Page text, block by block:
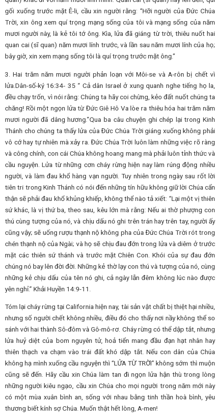
gối xuống trước mặt Ê-li, cầu xin người rằng: “Hỡi người của Đức Chúa
Trời, xin ông xem quí trọng mạng sống của tôi và mạng sống của năm
mươi người này, là kẻ tôi tớ ông. Kìa, lửa đã giáng từ trời, thiêu nuốt hai
quan cai (sĩ quan) năm mươi lính trước, và lần sau năm mươi lính của họ;
bây giờ, xin xem mạng sống tôi là quí trọng trước mặt ông.”
3. Hai trăm năm mươi người phản loạn với Môi-se và A-rôn bị chết vì
lửa.Dân-số-ký 16:34- 35 “ Cả dân Israel ở xung quanh nghe tiếng họ la,
đều chạy trốn, vì nói rằng: Chúng ta hãy coi chừng, kẻo đất nuốt chúng ta
chăng! Rồi một ngọn lửa từ Đức Giê Hô Va lòe ra thiêu hóa hai trăm năm
mươi người đã dâng hương.”Qua ba câu chuyện ghi chép lại trong Kinh
Thánh cho chúng ta thấy lửa của Đức Chúa Trời giáng xuống không phải
vô cớ hay tự nhiên mà xảy ra. Đức Chúa Trời luôn làm những việc rõ ràng
và công chính, con cái Chúa không hoang mang mà phải luôn tỉnh thức và
cầu nguyện. Lửa từ những cơn cháy rừng hiện nay làm rúng động nhiều
người, và làm đau khổ hàng vạn người. Tuy nhiên trong ngày sau rốt lời
tiên tri trong Kinh Thánh có nói đến những tín hữu không giữ lời Chúa cẩn
thận sẽ phải đau khổ khủng khiếp, không thể nào tả xiết: “Lại một vị thiên
sứ khác, là vị thứ ba, theo sau, kêu lớn mà rằng: Nếu ai thờ phượng con
thú cùng tượng của nó, và chịu dấu nó ghi trên trán hay trên tay, người ấy
cũng vậy; sẽ uống rượu thạnh nộ không pha của Đức Chúa Trời rót trong
chén thạnh nộ của Ngài; và họ sẽ chịu đau đớn trong lửa và diêm ở trước
mặt các thiên sứ thánh và trước mặt Chiên Con. Khói của sự đau đớn
chúng nó bay lên đời đời. Những kẻ thờ lạy con thú và tượng của nó, cùng
những kẻ chịu dấu của tên nó ghi, cả ngày lẫn đêm không lúc nào được
yên nghỉ.” Khải Huyền 14:9-11.
Tóm lại cháy rừng tại California hiện nay, tài sản vật chất bị thiệt hại nhiều,
nhưng số người chết không nhiều, điều đó cho thấy nơi nầy không thể so
sánh với hai thành Sô-đôm và Gô-mô-rơ. Cháy rừng có thể dập tắt, nhưng
lửa huỷ diệt của bom nguyên tử, hoả tiển mang đầu đạn hạt nhân hay
thiên thạch va chạm vào trái đất khó dập tắt. Nếu con dân của Chúa
không hạ mình xuống cầu nguyện thì “LỬA TỪ TRỜI” không sớm thì muộn
cũng sẽ đến. Hãy cầu xin Chúa làm tan đi ngọn lửa hận thù trong lòng
những người kiêu ngạo, cầu xin Chúa cho mọi người trong năm mới này
có một mùa xuân bình an, sống với nhau bằng tinh thần hoà bình, yêu
thương biết kính sợ Chúa. Muốn thật hết lòng, A-men!